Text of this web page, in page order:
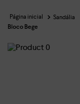
Sandália
Bloco Bege